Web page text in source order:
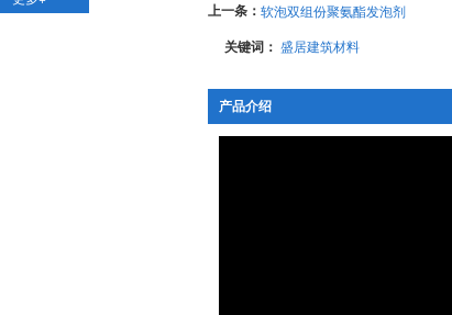
上一条： 软泡双组份聚氨酯发泡剂
关键词： 盛居建筑材料
产品介绍